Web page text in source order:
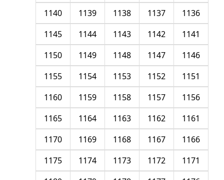
1136
1137
1138
1139
1140
1141
1142
1143
1144
1145
1146
1147
1148
1149
1150
1151
1152
1153
1154
1155
1156
1157
1158
1159
1160
1161
1162
1163
1164
1165
1166
1167
1168
1169
1170
1171
1172
1173
1174
1175